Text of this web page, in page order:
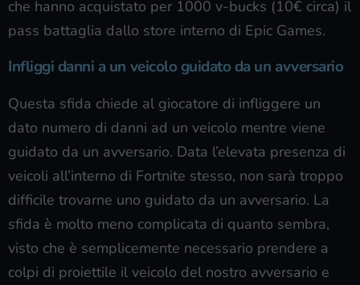
che hanno acquistato per 1000 v-bucks (10€ circa) il
pass battaglia dallo store interno di Epic Games.
Infliggi danni a un veicolo guidato da un avversario
Questa sfida chiede al giocatore di infliggere un
dato numero di danni ad un veicolo mentre viene
guidato da un avversario. Data l’elevata presenza di
veicoli all’interno di Fortnite stesso, non sarà troppo
difficile trovarne uno guidato da un avversario. La
sfida è molto meno complicata di quanto sembra,
visto che è semplicemente necessario prendere a
colpi di proiettile il veicolo del nostro avversario e